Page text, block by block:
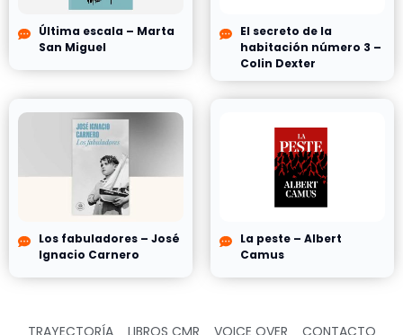
Última escala – Marta
San Miguel
El secreto de la
habitación número 3 –
Colin Dexter
Los fabuladores – José
Ignacio Carnero
La peste – Albert
Camus